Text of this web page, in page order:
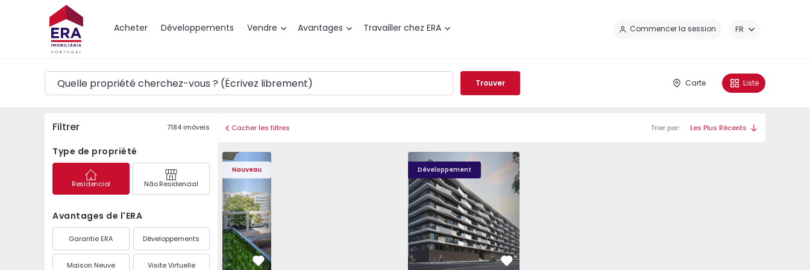
Acheter Développements Vendre Avantages Travailler chez ERA Commencer la session FR
Carte
Trouver Carte Liste
Filtrer 7184imóveis
Type de propriété
Residencial Não Residencial
Avantages de l'ERA
Garantie ERA Développements
Maison Neuve Visite Virtuelle
Cacher les filtres Trier par: Les Plus Récents
Nouveau
Préféré
Développement
VALRIO - 1 VALRIO - 8
Préféré